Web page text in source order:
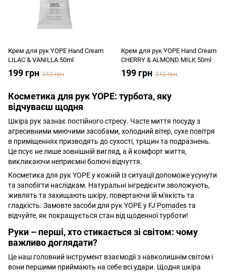
Крем для рук YOPE Hand Cream
LILAC & VANILLA 50ml
199 грн 212 грн
Крем для рук YOPE Hand Cream
CHERRY & ALMOND MILK 50ml
199 грн 212 грн
Косметика для рук YOPE: турбота, яку
відчуваєш щодня
Шкіра рук зазнає постійного стресу. Часте миття посуду з
агресивними миючими засобами, холодний вітер, сухе повітря
в приміщеннях призводять до сухості, тріщин та подразнень.
Це псує не лише зовнішній вигляд, а й комфорт життя,
викликаючи неприємні болючі відчуття.
Косметика для рук YOPE у кожній із ситуації допоможе усунути
та запобігти наслідкам. Натуральні інгредієнти зволожують,
живлять та захищають шкіру, повертаючи їй м'якість та
гладкість. Замовте засоби для рук YOPE у FJ Pomadesта
відчуйте, як покращується стан від щоденної турботи!
Руки – перші, хто стикається зі світом: чому
важливо доглядати?
Це наш головний інструмент взаємодії з навколишнім світом і
вони першими приймають на себе всі удари. Щодня шкіра